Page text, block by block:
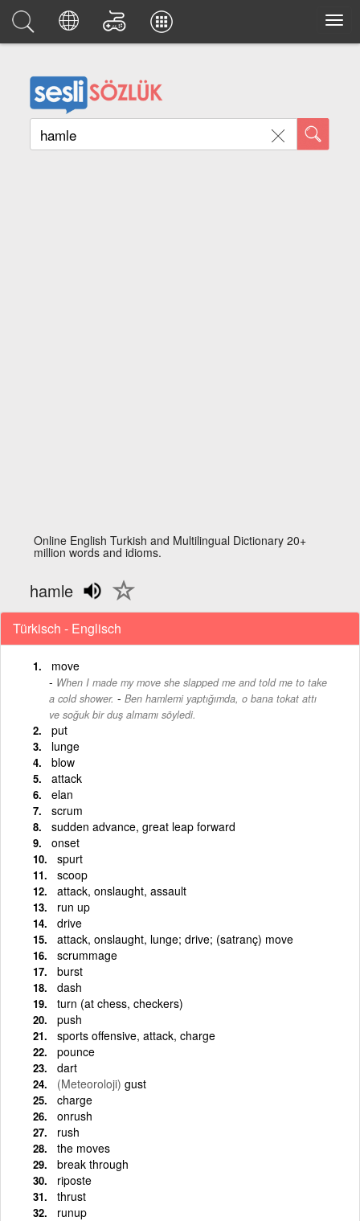
Online English Turkish and Multilingual Dictionary 20+
million words and idioms.
hamle
Türkisch - Englisch
move
When I made my move she slapped me and told me to take
a cold shower. - Ben hamlemi yaptığımda, o bana tokat attı
ve soğuk bir duş almamı söyledi.
put
lunge
blow
attack
elan
scrum
sudden advance, great leap forward
onset
spurt
scoop
attack, onslaught, assault
run up
drive
attack, onslaught, lunge; drive; (satranç) move
scrummage
burst
dash
turn (at chess, checkers)
push
sports offensive, attack, charge
pounce
dart
(Meteoroloji) gust
charge
onrush
rush
the moves
break through
riposte
thrust
runup